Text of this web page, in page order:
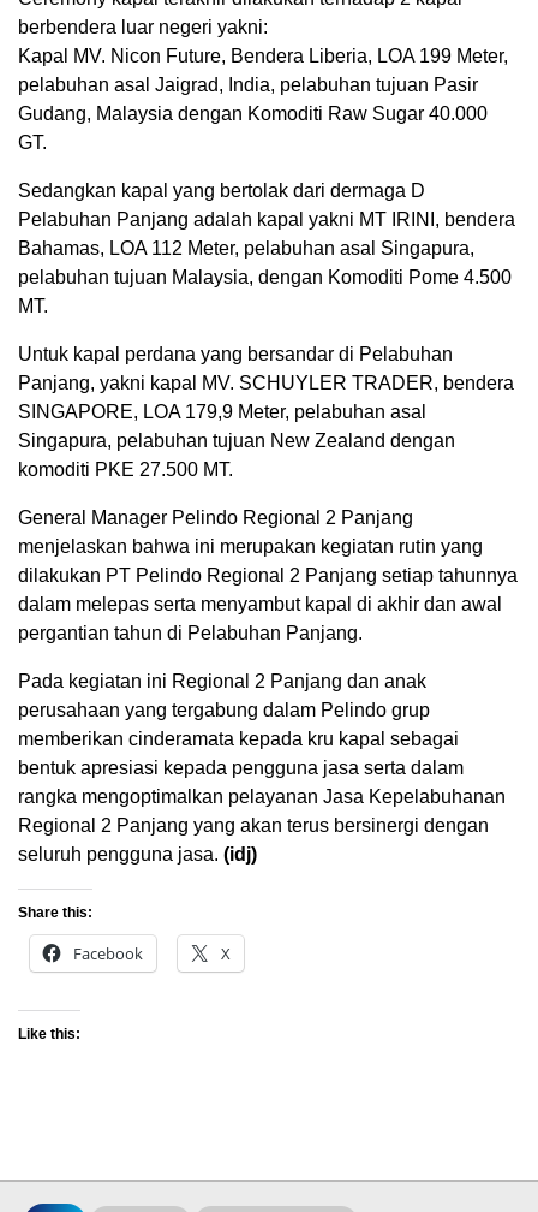
berbendera luar negeri yakni:
Kapal MV. Nicon Future, Bendera Liberia, LOA 199 Meter,
pelabuhan asal Jaigrad, India, pelabuhan tujuan Pasir
Gudang, Malaysia dengan Komoditi Raw Sugar 40.000
GT.
Sedangkan kapal yang bertolak dari dermaga D
Pelabuhan Panjang adalah kapal yakni MT IRINI, bendera
Bahamas, LOA 112 Meter, pelabuhan asal Singapura,
pelabuhan tujuan Malaysia, dengan Komoditi Pome 4.500
MT.
Untuk kapal perdana yang bersandar di Pelabuhan
Panjang, yakni kapal MV. SCHUYLER TRADER, bendera
SINGAPORE, LOA 179,9 Meter, pelabuhan asal
Singapura, pelabuhan tujuan New Zealand dengan
komoditi PKE 27.500 MT.
General Manager Pelindo Regional 2 Panjang
menjelaskan bahwa ini merupakan kegiatan rutin yang
dilakukan PT Pelindo Regional 2 Panjang setiap tahunnya
dalam melepas serta menyambut kapal di akhir dan awal
pergantian tahun di Pelabuhan Panjang.
Pada kegiatan ini Regional 2 Panjang dan anak
perusahaan yang tergabung dalam Pelindo grup
memberikan cinderamata kepada kru kapal sebagai
bentuk apresiasi kepada pengguna jasa serta dalam
rangka mengoptimalkan pelayanan Jasa Kepelabuhanan
Regional 2 Panjang yang akan terus bersinergi dengan
seluruh pengguna jasa. (idj)
Share this:
Facebook X
Like this: